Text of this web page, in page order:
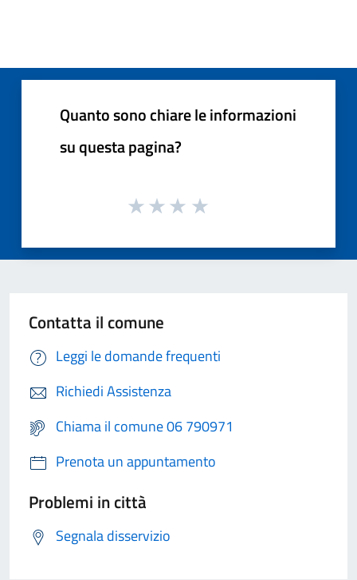
Quanto sono chiare le informazioni
su questa pagina?
Contatta il comune
Leggi le domande frequenti
Richiedi Assistenza
Chiama il comune 06 790971
Prenota un appuntamento
Problemi in città
Segnala disservizio